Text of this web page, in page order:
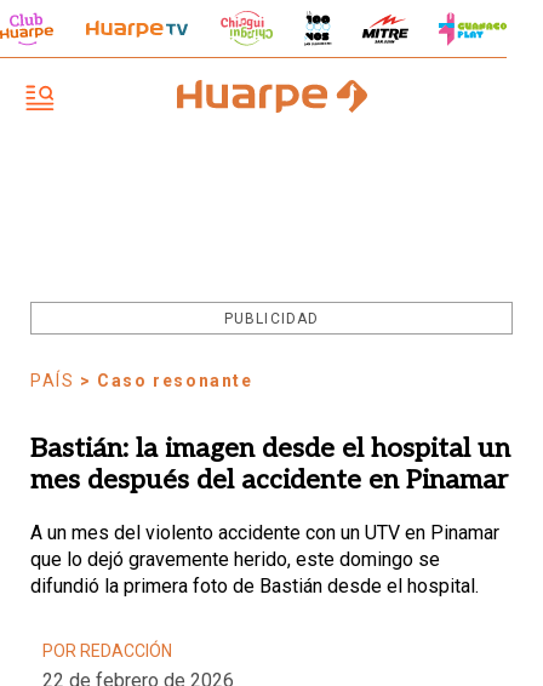
PUBLICIDAD
PAÍS > Caso resonante
Bastián: la imagen desde el hospital un
mes después del accidente en Pinamar
A un mes del violento accidente con un UTV en Pinamar
que lo dejó gravemente herido, este domingo se
difundió la primera foto de Bastián desde el hospital.
POR REDACCIÓN
22 de febrero de 2026